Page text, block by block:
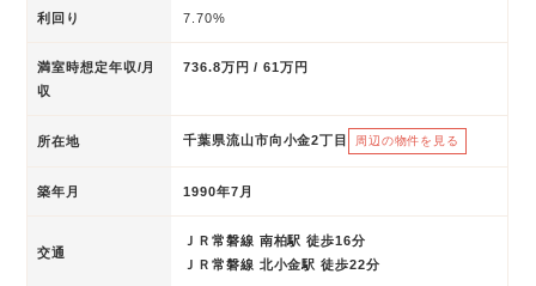
利回り 7.70%
満室時想定年収/月
収
736.8万円 / 61万円
所在地 千葉県流山市向小金2丁目 周辺の物件を見る
築年月 1990年7月
交通
ＪＲ常磐線 南柏駅 徒歩16分
ＪＲ常磐線 北小金駅 徒歩22分